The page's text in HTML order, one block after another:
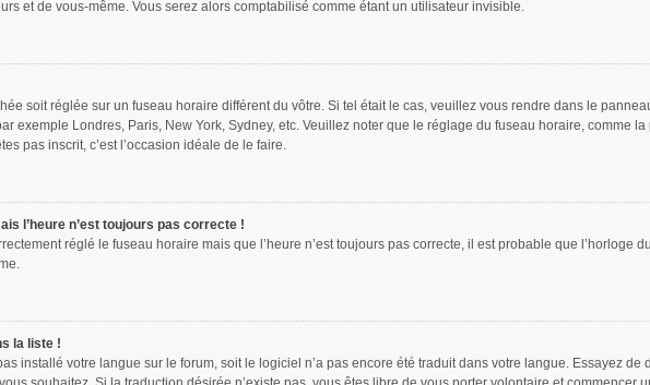
et de vous-même. Vous serez alors comptabilisé comme étant un utilisateur invisible.
soit réglée sur un fuseau horaire différent du vôtre. Si tel était le cas, veuillez vous rendre dans le
exemple Londres, Paris, New York, Sydney, etc. Veuillez noter que le réglage du fuseau horaire, comme
pas inscrit, c’est l’occasion idéale de le faire.
l’heure n’est toujours pas correcte !
réglé le fuseau horaire mais que l’heure n’est toujours pas correcte, il est probable que l’horloge
la liste !
installé votre langue sur le forum, soit le logiciel n’a pas encore été traduit dans votre langue. Essayez de